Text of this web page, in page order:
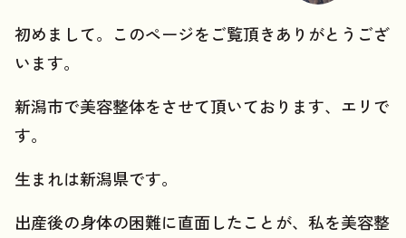
初めまして。このページをご覧頂きありがとうござ
います。
新潟市で美容整体をさせて頂いております、エリで
す。
生まれは新潟県です。
出産後の身体の困難に直面したことが、私を美容整